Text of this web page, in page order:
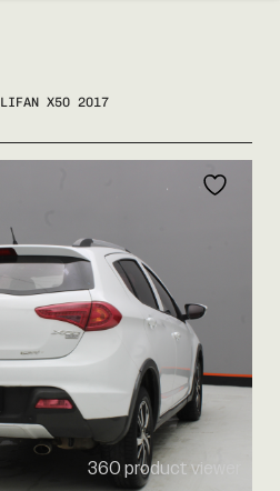
LIFAN X50 2017
360 product viewer